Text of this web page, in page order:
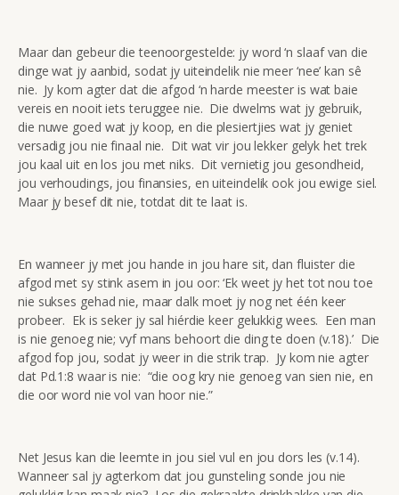
Maar dan gebeur die teenoorgestelde: jy word ‘n slaaf van die
dinge wat jy aanbid, sodat jy uiteindelik nie meer ‘nee’ kan sê
nie. Jy kom agter dat die afgod ‘n harde meester is wat baie
vereis en nooit iets teruggee nie. Die dwelms wat jy gebruik,
die nuwe goed wat jy koop, en die plesiertjies wat jy geniet
versadig jou nie finaal nie. Dit wat vir jou lekker gelyk het trek
jou kaal uit en los jou met niks. Dit vernietig jou gesondheid,
jou verhoudings, jou finansies, en uiteindelik ook jou ewige siel.
Maar jy besef dit nie, totdat dit te laat is.
En wanneer jy met jou hande in jou hare sit, dan fluister die
afgod met sy stink asem in jou oor: ‘Ek weet jy het tot nou toe
nie sukses gehad nie, maar dalk moet jy nog net één keer
probeer. Ek is seker jy sal hiérdie keer gelukkig wees. Een man
is nie genoeg nie; vyf mans behoort die ding te doen (v.18).’ Die
afgod fop jou, sodat jy weer in die strik trap. Jy kom nie agter
dat Pd.1:8 waar is nie: “die oog kry nie genoeg van sien nie, en
die oor word nie vol van hoor nie.”
Net Jesus kan die leemte in jou siel vul en jou dors les (v.14).
Wanneer sal jy agterkom dat jou gunsteling sonde jou nie